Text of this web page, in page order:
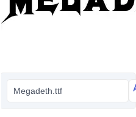
Megadeth.ttf